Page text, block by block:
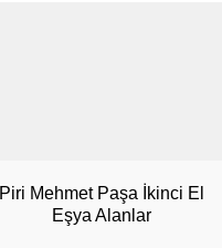
Piri Mehmet Paşa İkinci El
Eşya Alanlar